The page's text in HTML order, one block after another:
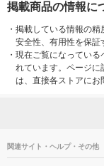
掲載商品の情報に
・ 掲載している情報の精
安全性、有用性を保証
・ 現在ご覧になっている
れています。ページに
は、直接各ストアにお
関連サイト・ヘルプ・その他